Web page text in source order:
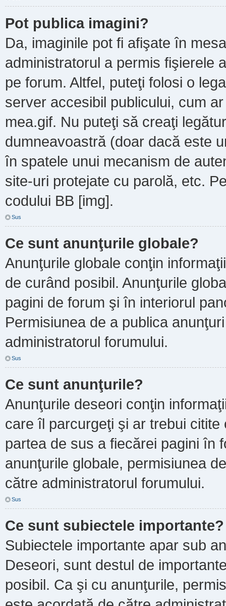
Pot publica imagini?
Da, imaginile pot fi afişate în
administratorul a permis fişierele
pe forum. Altfel, puteţi folosi o
server accesibil publicului, cum
mea.gif. Nu puteţi să creaţi
dumneavoastră (doar dacă este
în spatele unui mecanism de
site-uri protejate cu parolă, etc.
codului BB [img].
Sus
Ce sunt anunţurile globale?
Anunţurile globale conţin
de curând posibil. Anunţurile
pagini de forum şi în interiorul
Permisiunea de a publica
administratorul forumului.
Sus
Ce sunt anunţurile?
Anunţurile deseori conţin
care îl parcurgeţi şi ar trebui
partea de sus a fiecărei pagini în
anunţurile globale, permisiunea
către administratorul forumului.
Sus
Ce sunt subiectele importante?
Subiectele importante apar sub
Deseori, sunt destul de
posibil. Ca şi cu anunţurile,